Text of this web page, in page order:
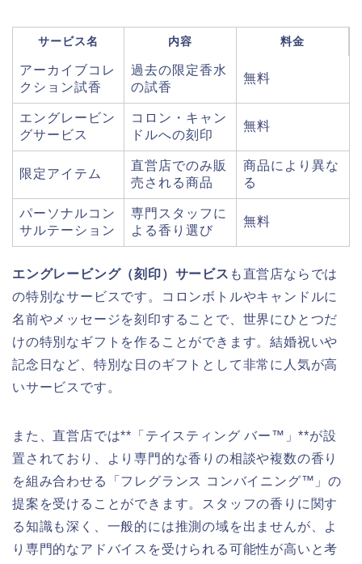
サービス名 内容 料金
アーカイブコレ
クション試香
過去の限定香水
の試香
無料
エングレービン
グサービス
コロン・キャン
ドルへの刻印
無料
限定アイテム
直営店でのみ販
売される商品
商品により異な
る
パーソナルコン
サルテーション
専門スタッフに
よる香り選び
無料
エングレービング（刻印）サービス も直営店ならでは
の特別なサービスです。コロンボトルやキャンドルに
名前やメッセージを刻印することで、世界にひとつだ
けの特別なギフトを作ることができます。結婚祝いや
記念日など、特別な日のギフトとして非常に人気が高
いサービスです。
また、直営店では**「テイスティング バー™」**が設
置されており、より専門的な香りの相談や複数の香り
を組み合わせる「フレグランス コンバイニング™」の
提案を受けることができます。スタッフの香りに関す
る知識も深く、一般的には推測の域を出ませんが、よ
り専門的なアドバイスを受けられる可能性が高いと考